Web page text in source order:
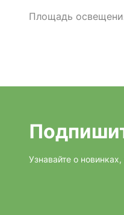
Площадь
Узнавайте о